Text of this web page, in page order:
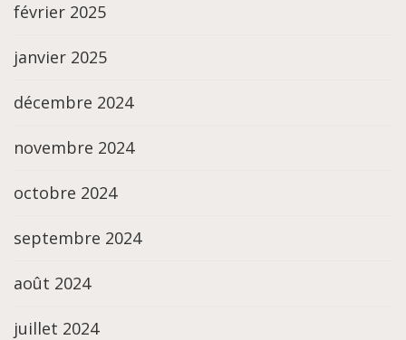
février 2025
janvier 2025
décembre 2024
novembre 2024
octobre 2024
septembre 2024
août 2024
juillet 2024